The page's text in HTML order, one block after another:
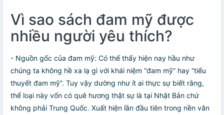
Vì sao sách đam mỹ được
nhiều người yêu thích?
- Nguồn gốc của đam mỹ: Có thể thấy hiện nay hầu như
chúng ta không hề xa lạ gì với khái niệm “đam mỹ” hay “tiểu
thuyết đam mỹ”. Tuy vậy dường như ít ai thực sự biết rằng,
thể loại này vốn có quê hương thật sự là tại Nhật Bản chứ
không phải Trung Quốc. Xuất hiện lần đầu tiên trong nền văn